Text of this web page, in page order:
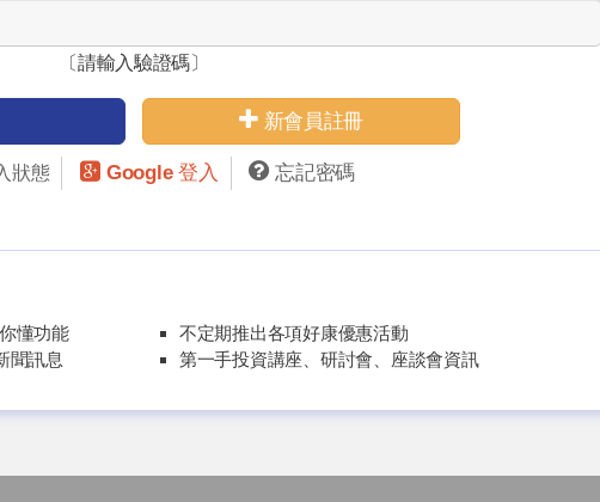
〔請輸入驗證碼〕
新會員註冊
狀態 Google 登入 忘記密碼
懂功能
聞訊息
不定期推出各項好康優惠活動
第一手投資講座、研討會、座談會資訊